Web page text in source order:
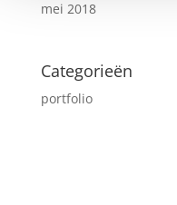
mei 2018
Categorieën
portfolio